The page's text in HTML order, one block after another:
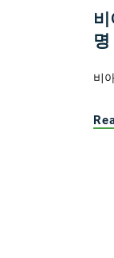
명
비